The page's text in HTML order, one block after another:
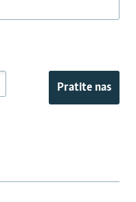
Pratite nas